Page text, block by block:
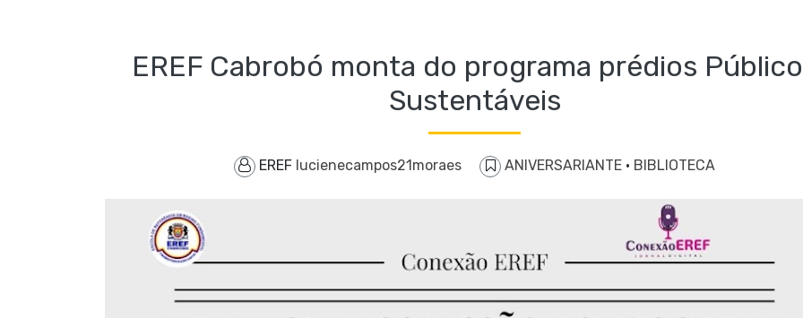
EREF Cabrobó monta do programa prédios
Sustentáveis
EREF lucienecampos21moraes ANIVERSARIANTE · BIBLIOTECA